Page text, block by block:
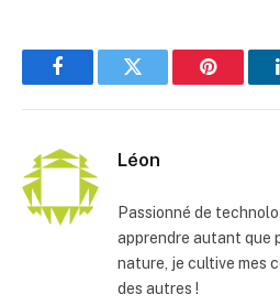
FacebookTwitter Pinterest
Léon
Passionné de
apprendre autant que
nature, je cultive mes
des autres !